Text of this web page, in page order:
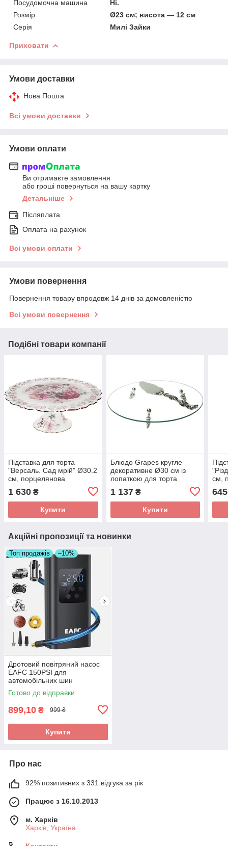
Посудомочна машина
Ні.
Розмір
Ø23 см; висота — 12 см
Серія
Милі Зайки
Приховати
Умови доставки
Нова Пошта
Всі умови доставки
Умови оплати
Ви отримаєте замовлення
або гроші повернуться на вашу картку
Детальніше
Післяплата
Оплата на рахунок
Всі умови оплати
Умови повернення
Повернення товару впродовж 14 днів за домовленістю
Всі умови повернення
Подібні товари компанії
Підставка для торта
"Версаль. Сад мрій" Ø30.2
см, порцелянова
1 630 ₴
Купити
Блюдо Grapes кругле
декоративне Ø30 см із
лопаткою для торта
1 137₴
Купити
см,
645
Акційні пропозиції та новинки
Топ продажів –10%
Дротовий повітряний насос
EAFC 150PSI для
автомобільних шин
Готово до відправки
899,10 ₴ 999 ₴
Купити
Про нас
92% позитивних з 331 відгука за рік
Працює з 16.10.2013
м. Харків
Харків, Україна